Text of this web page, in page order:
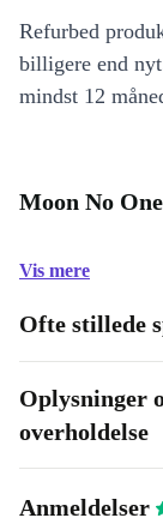
Refurbed
billigere end
mindst 12
Moon No
Vis mere
Ofte stillede
Oplysninger
overholdelse
Anmeldelser